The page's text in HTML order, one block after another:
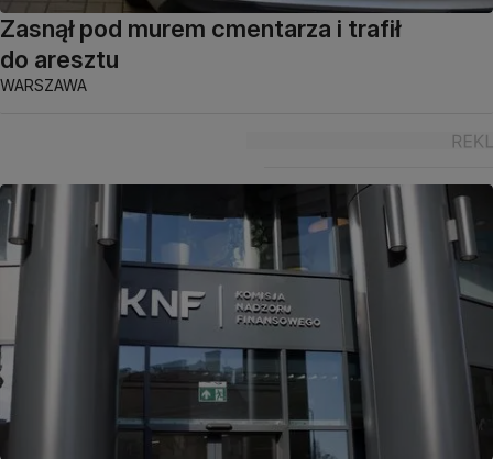
Zasnął pod murem cmentarza i trafił
do aresztu
WARSZAWA